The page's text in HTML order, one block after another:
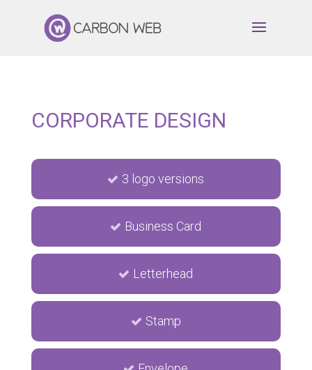
CORPORATE DESIGN
3 logo versions
Business Card
Letterhead
Stamp